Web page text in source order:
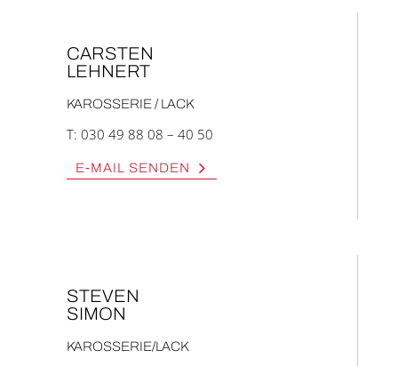
CARS­TEN
LEH­NERT
KAROS­SE­RIE / LACK
T: 030 49 88 08 – 40 50
E‑MAIL SEN­DEN
STE­VEN
SIMON
KAROSSERIE/LACK